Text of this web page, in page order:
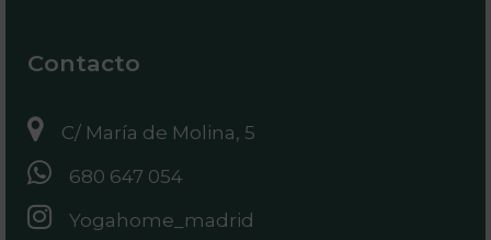
Contacto
C/ María de Molina, 5
680 647 054
Yogahome_madrid